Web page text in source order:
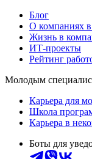
Блог
О компаниях
Жизнь в
ИТ-проекты
Рейтинг
Молодым
Карьера для
Школа
Карьера в
Боты для